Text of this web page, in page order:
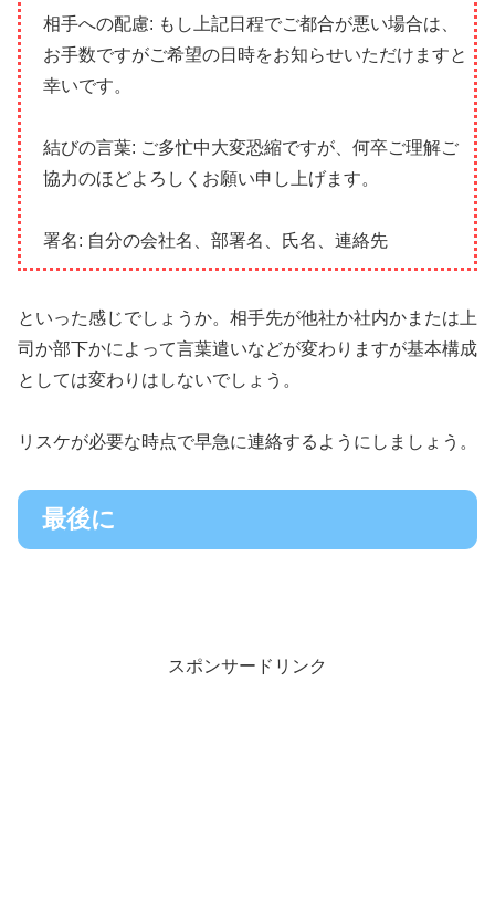
相手への配慮: もし上記日程でご都合が悪い場合は、
お手数ですがご希望の日時をお知らせいただけますと
幸いです。
結びの言葉: ご多忙中大変恐縮ですが、何卒ご理解ご
協力のほどよろしくお願い申し上げます。
署名: 自分の会社名、部署名、氏名、連絡先
といった感じでしょうか。相手先が他社か社内かまたは上
司か部下かによって言葉遣いなどが変わりますが基本構成
としては変わりはしないでしょう。
リスケが必要な時点で早急に連絡するようにしましょう。
最後に
スポンサードリンク